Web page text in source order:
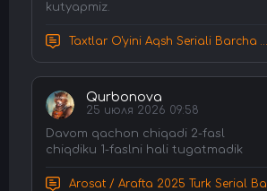
kutyapmiz.
Taxtlar O'yini Aqsh Seriali Barcha Qismlar Uzbek tilida Tarjima Serial HD Skachat
Qurbonova
25 июля 2026 09:58
Davom qachon chiqadi 2-fasl
chiqdiku 1-faslni hali tugatmadik
Arosat / Arafta 2025 Turk Serial Barcha Qismlar Uzbek tilida Tarjima Serial tas-ix skachat